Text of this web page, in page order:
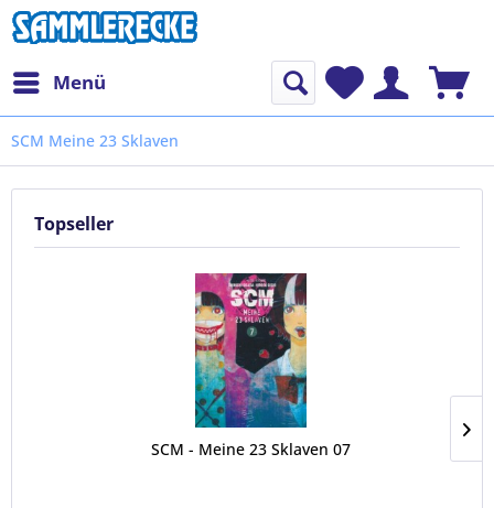
Menü
SCM Meine 23 Sklaven
Topseller
SCM - Meine 23 Sklaven 07